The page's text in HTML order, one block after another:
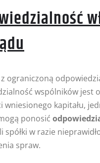
z ograniczoną
wspólników jest
wniesionego kapitału,
ponosić
spółki w razie
spraw.